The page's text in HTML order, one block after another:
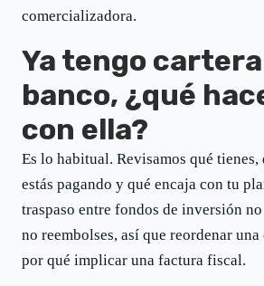
comercializadora.
Ya tengo
banco, ¿qué
con ella?
Es lo habitual. Revisamos qué tienes,
estás pagando y qué encaja con tu
traspaso entre fondos de inversión
no reembolses, así que reordenar
por qué implicar una factura fiscal.